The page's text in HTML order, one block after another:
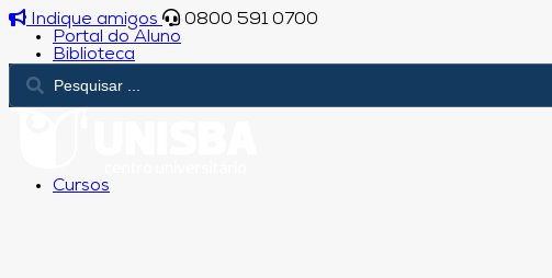
Indique amigos
0800 591 0700
Portal do Aluno
Biblioteca
Cursos